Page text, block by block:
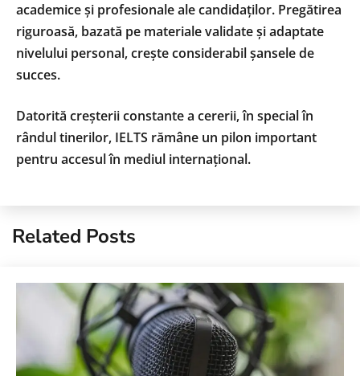
academice și profesionale ale candidaților. Pregătirea
riguroasă, bazată pe materiale validate și adaptate
nivelului personal, crește considerabil șansele de
succes.
Datorită creșterii constante a cererii, în special în
rândul tinerilor, IELTS rămâne un pilon important
pentru accesul în mediul internațional.
Related Posts